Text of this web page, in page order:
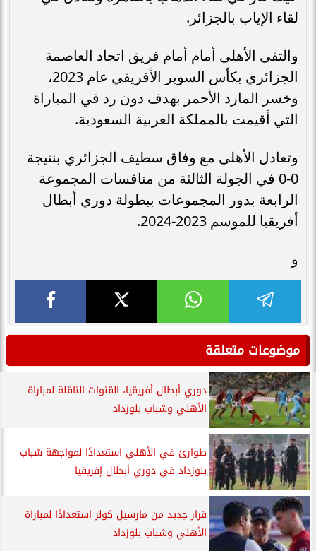
لقاء الإياب بالجزائر.
والتقى الأهلى أمام أمام فريق اتحاد العاصمة
الجزائري بكأس السوبر الأفريقي عام 2023،
وخسر المارد الأحمر بهدف دون رد في المباراة
التي أقيمت بالمملكة العربية السعودية.
وتعادل الأهلى مع وفاق سطيف الجزائري بنتيجة
0-0 في الجولة الثالثة من منافسات المجموعة
الرابعة بدور المجموعات ببطولة دوري أبطال
أفريقيا للموسم 2023-2024.
و
موضوعات متعلقة
دوري أبطال أفريقيا، القنوات الناقلة لمباراة
الأهلي وشباب بلوزداد
طوارئ في الأهلي استعدادًا لمواجهة شباب
بلوزداد في دوري أبطال إفريقيا
قرار جديد من مارسيل كولر استعدادًا لمباراة
الأهلي وشباب بلوزداد